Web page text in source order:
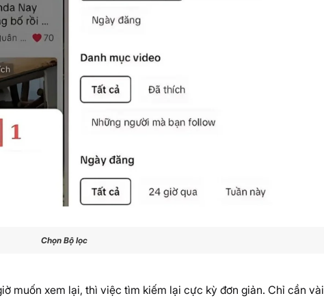
Chọn Bộ lọc
muốn xem lại, thì việc tìm kiếm lại cực kỳ đơn giản. Chỉ cần vài